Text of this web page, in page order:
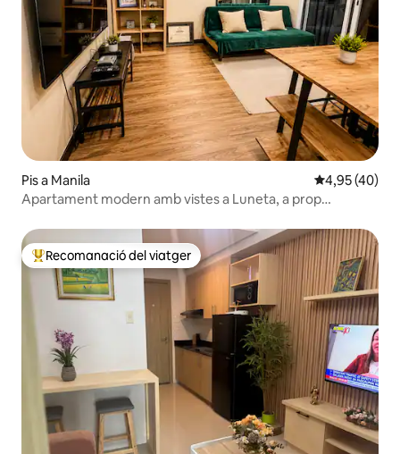
Pis a Manila 4,95 de
4,95 (40)
Apartament modern amb vistes a Luneta, a prop
Principals recomanacions dels viatgers
Recomanació del viatger